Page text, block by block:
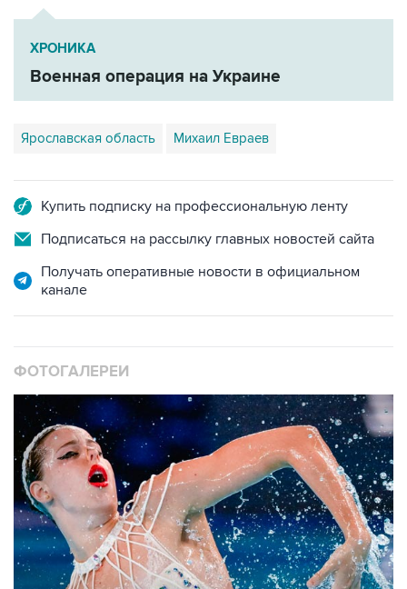
ХРОНИКА
Военная операция на Украине
Ярославская область Михаил Евраев
Купить подписку на профессиональную ленту
Подписаться на рассылку главных новостей сайта
Получать оперативные новости в официальном
канале
ФОТОГАЛЕРЕИ